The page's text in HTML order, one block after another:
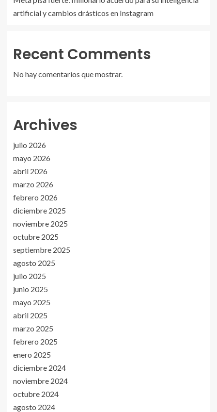
artificial y cambios drásticos en Instagram
Recent Comments
No hay comentarios que mostrar.
Archives
julio 2026
mayo 2026
abril 2026
marzo 2026
febrero 2026
diciembre 2025
noviembre 2025
octubre 2025
septiembre 2025
agosto 2025
julio 2025
junio 2025
mayo 2025
abril 2025
marzo 2025
febrero 2025
enero 2025
diciembre 2024
noviembre 2024
octubre 2024
agosto 2024